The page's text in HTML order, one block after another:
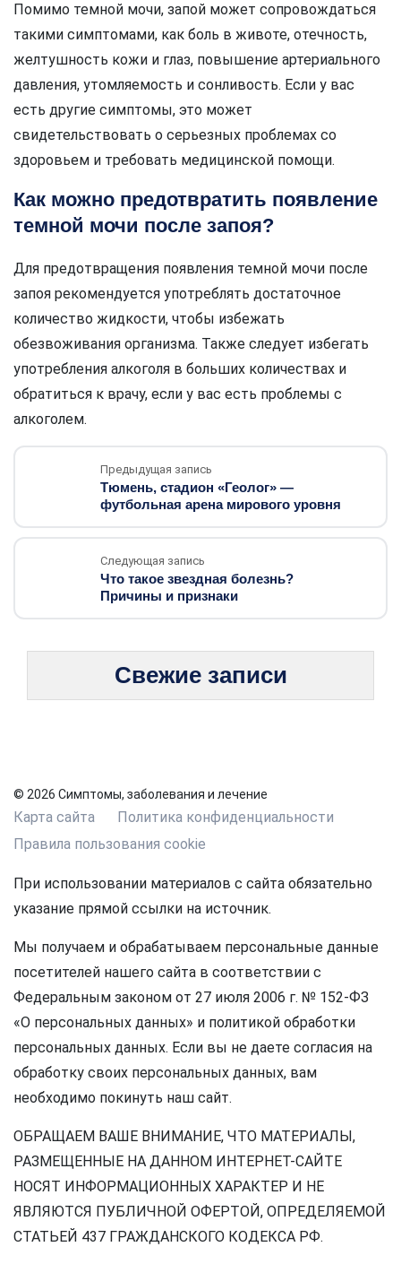
Помимо темной мочи, запой может сопровождаться
такими симптомами, как боль в животе, отечность,
желтушность кожи и глаз, повышение артериального
давления, утомляемость и сонливость. Если у вас
есть другие симптомы, это может
свидетельствовать о серьезных проблемах со
здоровьем и требовать медицинской помощи.
Как можно предотвратить появление
темной мочи после запоя?
Для предотвращения появления темной мочи после
запоя рекомендуется употреблять достаточное
количество жидкости, чтобы избежать
обезвоживания организма. Также следует избегать
употребления алкоголя в больших количествах и
обратиться к врачу, если у вас есть проблемы с
алкоголем.
Предыдущая запись
Тюмень, стадион «Геолог» —
футбольная арена мирового уровня
Следующая запись
Что такое звездная болезнь?
Причины и признаки
Свежие записи
© 2026 Симптомы, заболевания и лечение
Карта сайта
Политика конфиденциальности
Правила пользования cookie
При использовании материалов с сайта обязательно
указание прямой ссылки на источник.
Мы получаем и обрабатываем персональные данные
посетителей нашего сайта в соответствии с
Федеральным законом от 27 июля 2006 г. № 152-ФЗ
«О персональных данных» и политикой обработки
персональных данных. Если вы не даете согласия на
обработку своих персональных данных, вам
необходимо покинуть наш сайт.
ОБРАЩАЕМ ВАШЕ ВНИМАНИЕ, ЧТО МАТЕРИАЛЫ,
РАЗМЕЩЕННЫЕ НА ДАННОМ ИНТЕРНЕТ-САЙТЕ
НОСЯТ ИНФОРМАЦИОННЫХ ХАРАКТЕР И НЕ
ЯВЛЯЮТСЯ ПУБЛИЧНОЙ ОФЕРТОЙ, ОПРЕДЕЛЯЕМОЙ
СТАТЬЕЙ 437 ГРАЖДАНСКОГО КОДЕКСА РФ.